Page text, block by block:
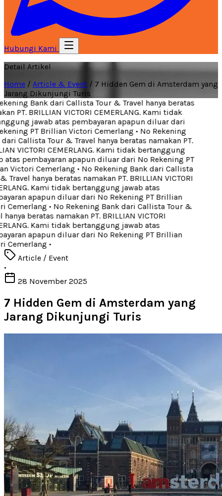
Hubungi Kami
Detail Artikel
Home / Article & Event / 7 Hidden Gem di Amsterdam yang
Jarang Dikunjungi Turis
Bank dari Callista Tour & Travel hanya beratas
PT. BRILLIAN VICTORI CEMERLANG. Kami tidak
jawab atas pembayaran apapun diluar dari
PT Brillian Victori Cemerlang• No Rekening
Callista Tour & Travel hanya beratas namakan PT.
VICTORI CEMERLANG. Kami tidak bertanggung
pembayaran apapun diluar dari No Rekening PT
Victori Cemerlang• No Rekening Bank dari Callista
Travel hanya beratas namakan PT. BRILLIAN VICTORI
Kami tidak bertanggung jawab atas
apapun diluar dari No Rekening PT Brillian
Cemerlang• No Rekening Bank dari Callista Tour &
beratas namakan PT. BRILLIAN VICTORI
Kami tidak bertanggung jawab atas
apapun diluar dari No Rekening PT Brillian
Cemerlang•
Article / Event
•
28 November 2025
7 Hidden Gem di Amsterdam yang
Jarang Dikunjungi Turis